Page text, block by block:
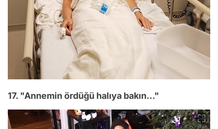
17. "Annemin ördüğü halıya bakın..."